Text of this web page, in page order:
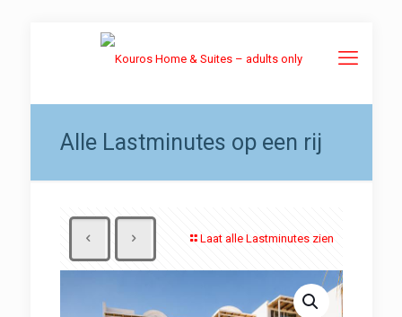
Alle Lastminutes op een rij
Laat alle Lastminutes zien